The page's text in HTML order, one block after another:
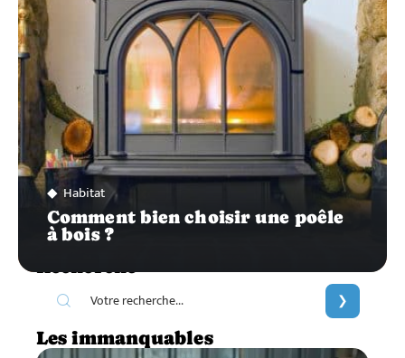
Habitat
Comment bien choisir une poêle
à bois ?
Les immanquables